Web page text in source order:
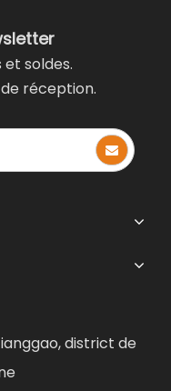
soldes.
réception.
district de